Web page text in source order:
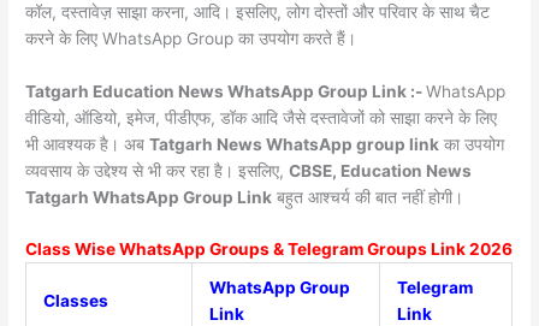
कॉल, दस्तावेज़ साझा करना, आदि। इसलिए, लोग दोस्तों और परिवार के साथ चैट
करने के लिए WhatsApp Group का उपयोग करते हैं।
Tatgarh Education News WhatsApp Group Link :-WhatsApp
वीडियो, ऑडियो, इमेज, पीडीएफ, डॉक आदि जैसे दस्तावेजों को साझा करने के लिए
भी आवश्यक है। अबTatgarh NewsWhatsApp group link का उपयोग
व्यवसाय के उद्देश्य से भी कर रहा है। इसलिए,CBSE, Education News
Tatgarh WhatsApp Group Link बहुत आश्चर्य की बात नहीं होगी।
Class Wise WhatsApp Groups & Telegram Groups Link 2026
Classes
WhatsApp Group
Link
Telegram
Link